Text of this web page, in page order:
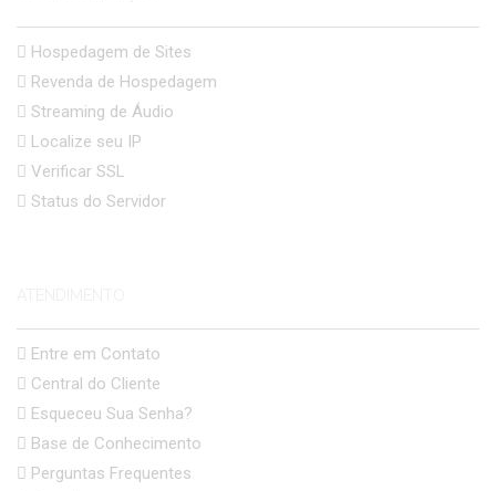
Hospedagem de Sites
Revenda de Hospedagem
Streaming de Áudio
Localize seu IP
Verificar SSL
Status do Servidor
Entre em Contato
Central do Cliente
Esqueceu Sua Senha?
Base de Conhecimento
Perguntas Frequentes